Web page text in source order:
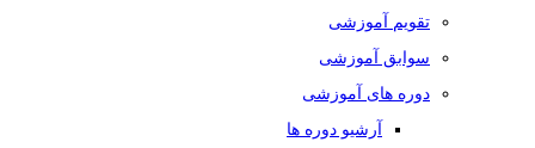
تقویم آموزشی
سوابق آموزشی
دوره های آموزشی
آرشیو دوره ها